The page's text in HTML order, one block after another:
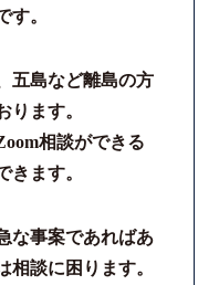
す。
五島など離島の方
ります。
相談ができる
きます。
な事案であればあ
相談に困ります。